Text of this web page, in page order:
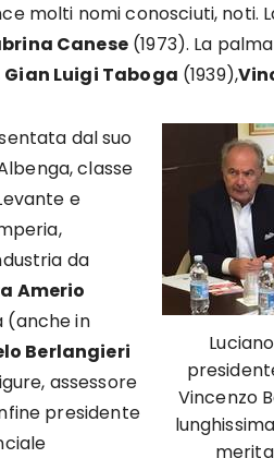
molti nomi conosciuti, noti.
Canese(1973). La
Gian Luigi Taboga (1939),
Vincenzo
dal suo
classe
e
da
Amerio
(anche in
Berlangieri
assessore
presidente